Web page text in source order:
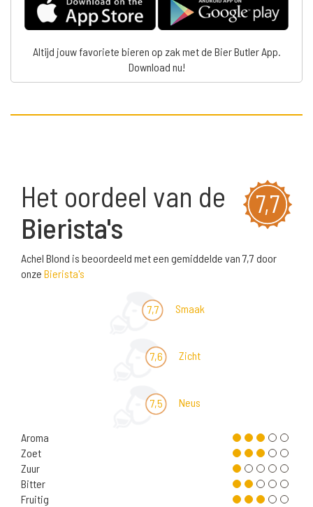
Altijd jouw favoriete bieren op zak met de Bier Butler App.
Download nu!
7,7
Het oordeel van de
Bierista's
Achel Blond is beoordeeld met een gemiddelde van 7,7 door
onze Bierista's
7,7 Smaak
7,6 Zicht
7,5 Neus
Aroma
Zoet
Zuur
Bitter
Fruitig